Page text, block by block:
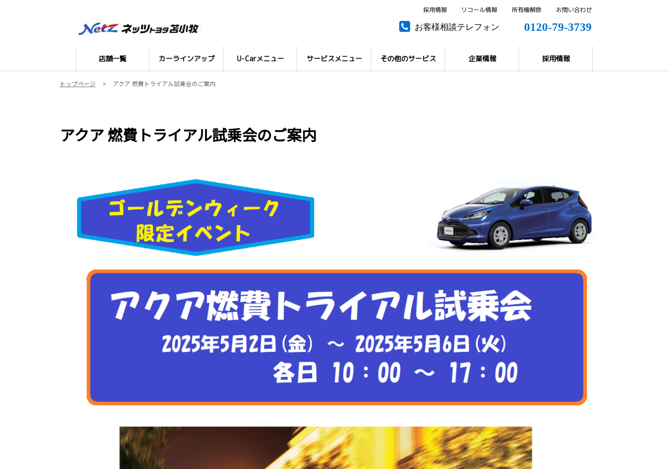
お客様相談テレフォン 0120-79-3739
店舗一覧 カーラインアップ U-Carメニュー サービスメニュー その他のサービス 企業情報 採用情報
採用情報 リコール情報 所有権解除 お問い合わせ
トップページ アクア 燃費トライアル試乗会のご案内
アクア 燃費トライアル試乗会のご案内